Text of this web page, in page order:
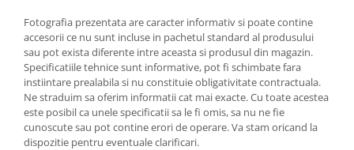
Fotografia prezentata are caracter informativ si poate contine
accesorii ce nu sunt incluse in pachetul standard al produsului
sau pot exista diferente intre aceasta si produsul din magazin.
Specificatiile tehnice sunt informative, pot fi schimbate fara
instiintare prealabila si nu constituie obligativitate contractuala.
Ne straduim sa oferim informatii cat mai exacte. Cu toate acestea
este posibil ca unele specificatii sa le fi omis, sa nu ne fie
cunoscute sau pot contine erori de operare. Va stam oricand la
dispozitie pentru eventuale clarificari.